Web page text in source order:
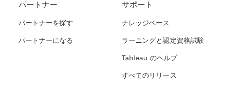
パートナー
パートナーを探す
パートナーになる
サポート
ナレッジベース
ラーニングと認定資格試験
Tableau のヘルプ
すべてのリリース